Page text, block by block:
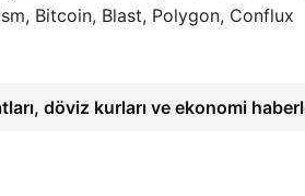
Bitcoin, Blast, Polygon, Conflux
döviz kurları ve ekonomi